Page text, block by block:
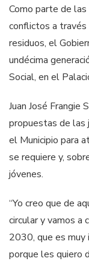
Como parte de
conflictos a través
residuos, el
undécima
Social, en el
Juan José Frangie
propuestas de las
el Municipio para
se requiere y,
jóvenes.
“Yo creo que de
circular y vamos a
2030, que es
porque les quiero